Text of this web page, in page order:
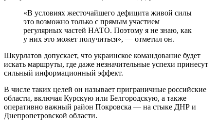
«В условиях жесточайшего дефицита живой силы
это возможно только с прямым участием
регулярных частей НАТО. Поэтому я не знаю, как
у них это может получиться», — отметил он.
Шкурлатов допускает, что украинское командование будет
искать маршруты, где даже незначительные успехи принесут
сильный информационный эффект.
В числе таких целей он называет приграничные российские
области, включая Курскую или Белгородскую, а также
оперативно важный район Покровска — на стыке ДНР и
Днепропетровской области.